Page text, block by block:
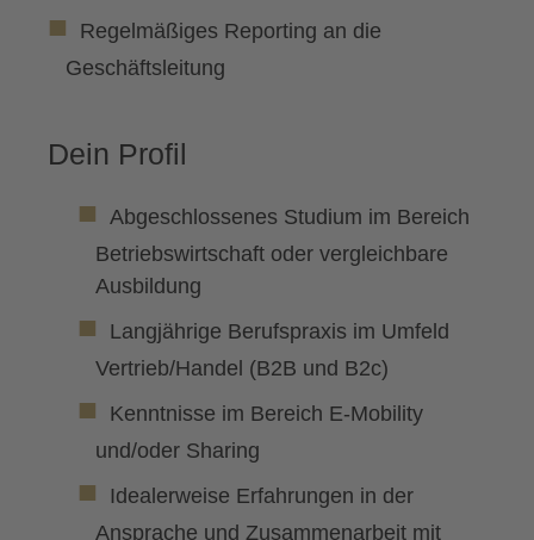
Regelmäßiges Reporting an die
Geschäftsleitung
Dein Profil
Abgeschlossenes Studium im Bereich
Betriebswirtschaft oder vergleichbare
Ausbildung
Langjährige Berufspraxis im Umfeld
Vertrieb/Handel (B2B und B2c)
Kenntnisse im Bereich E-Mobility
und/oder Sharing
Idealerweise Erfahrungen in der
Ansprache und Zusammenarbeit mit